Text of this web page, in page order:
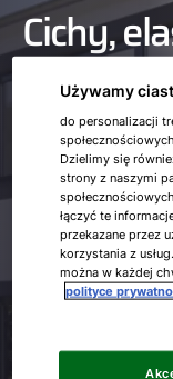
Cichy,
obsłudze
Wyjątkowo
WOLF FWL-PushPull
hałasu dzięki
system wentylacji
Używamy
do personalizacji
Dzielimy się
strony z naszymi
łączyć te
przekazane przez
korzystania z
można w każdej
polityce